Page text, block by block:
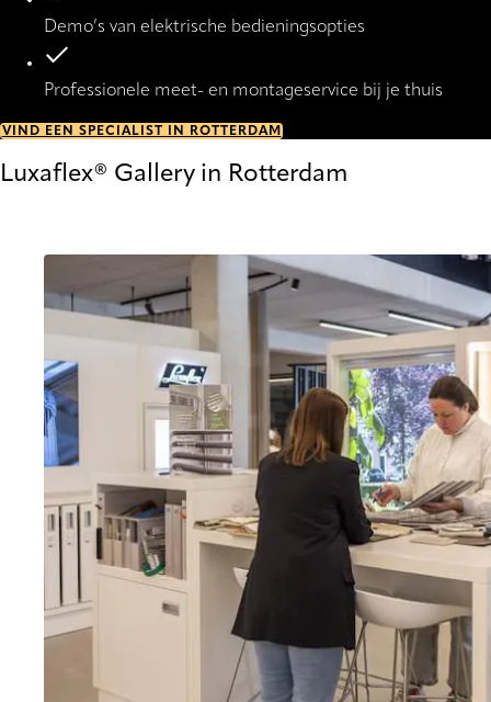
Demo’s van elektrische bedieningsopties
Professionele meet- en montageservice bij je thuis
VIND EEN SPECIALIST IN ROTTERDAM
Luxaflex® Gallery in Rotterdam